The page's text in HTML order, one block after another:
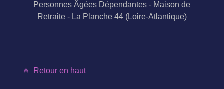
Personnes Âgées Dépendantes - Maison de
Retraite - La Planche 44 (Loire-Atlantique)
Retour en haut